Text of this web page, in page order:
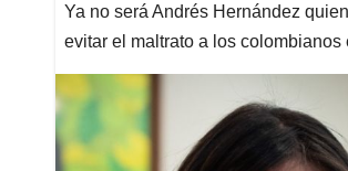
Ya no será Andrés Hernández
evitar el maltrato a los colombianos